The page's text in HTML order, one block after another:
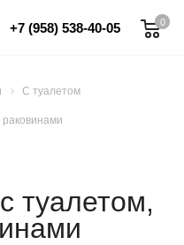
0
+7 (958) 538-40-05
С туалетом
туалетом,